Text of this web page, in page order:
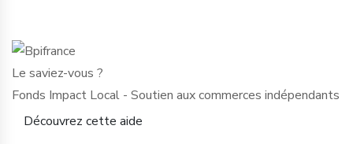
Le saviez-vous ?
Fonds Impact Local - Soutien aux commerces indépendants
Découvrez cette aide